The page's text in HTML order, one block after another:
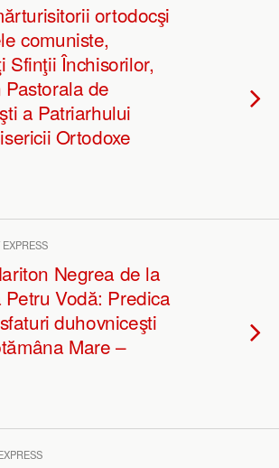
ortodocşi
comuniste,
Sfinţii Închisorilor,
de
a Patriarhului
Ortodoxe
EXPRESS
Negrea de la
Vodă: Predica
duhovniceşti
Mare –